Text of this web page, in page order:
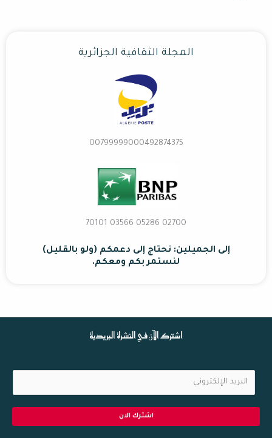
المجلة الثقافية الجزائرية
00799999000492874375
02700 70101 03566 05286
إلى الجميلين: نحتاج إلى دعمكم (ولو بالقليل)
لنستمر بكم ومعكم.
اشترك الآن في النشرة البريدية
ل
ر
اشترك الان